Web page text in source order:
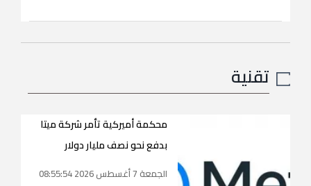
تقنية
محكمة أميركية تأمر شركة ميتا
بدفع نحو نصف مليار دولار
الجمعة 7 أغسطس 2026 08:55:54